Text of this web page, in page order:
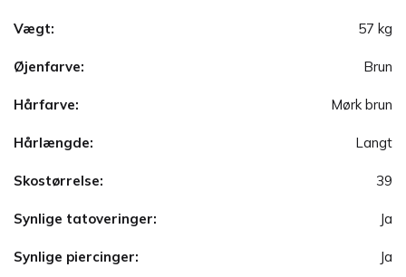
Vægt: 57 kg
Øjenfarve: Brun
Hårfarve: Mørk brun
Hårlængde: Langt
Skostørrelse: 39
Synlige tatoveringer: Ja
Synlige piercinger: Ja